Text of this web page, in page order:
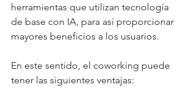
herramientas que utilizan tecnología
de base con IA, para así proporcionar
mayores beneficios a los usuarios.
En este sentido, el coworking puede
tener las siguientes ventajas: